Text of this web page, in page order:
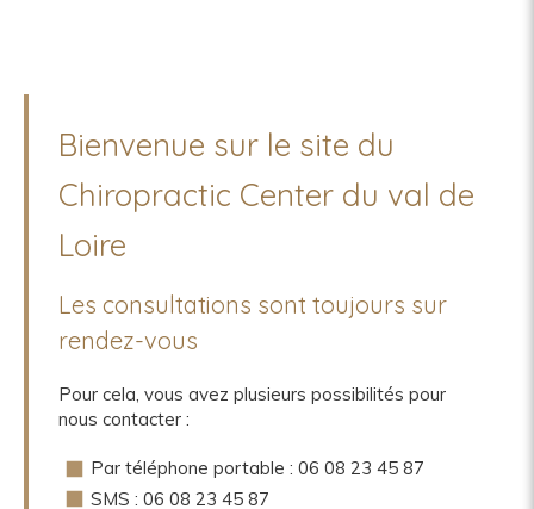
Bienvenue sur le site du
Chiropractic Center du val de
Loire
Les consultations sont toujours sur
rendez-vous
Pour cela, vous avez plusieurs possibilités pour
nous contacter :
Par téléphone portable : 06 08 23 45 87
SMS : 06 08 23 45 87